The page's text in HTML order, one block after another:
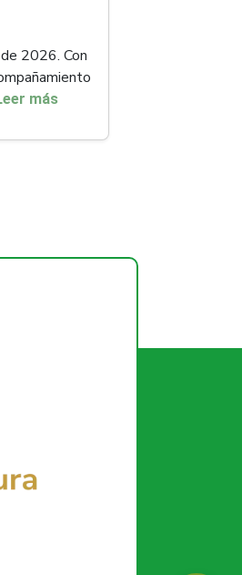
2026. Con
más